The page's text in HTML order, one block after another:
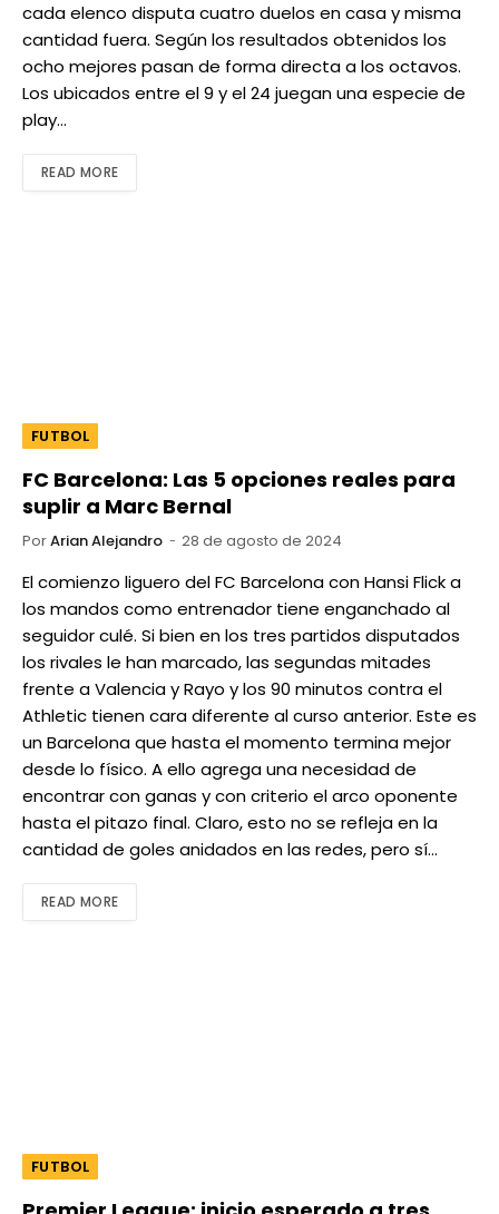
cada elenco disputa cuatro duelos en casa y misma
cantidad fuera. Según los resultados obtenidos los
ocho mejores pasan de forma directa a los octavos.
Los ubicados entre el 9 y el 24 juegan una especie de
play…
READ MORE
FUTBOL
FC Barcelona: Las 5 opciones reales para
suplir a Marc Bernal
PorArian Alejandro 28 de agosto de 2024
El comienzo liguero del FC Barcelona con Hansi Flick a
los mandos como entrenador tiene enganchado al
seguidor culé. Si bien en los tres partidos disputados
los rivales le han marcado, las segundas mitades
frente a Valencia y Rayo y los 90 minutos contra el
Athletic tienen cara diferente al curso anterior. Este es
un Barcelona que hasta el momento termina mejor
desde lo físico. A ello agrega una necesidad de
encontrar con ganas y con criterio el arco oponente
hasta el pitazo final. Claro, esto no se refleja en la
cantidad de goles anidados en las redes, pero sí…
READ MORE
FUTBOL